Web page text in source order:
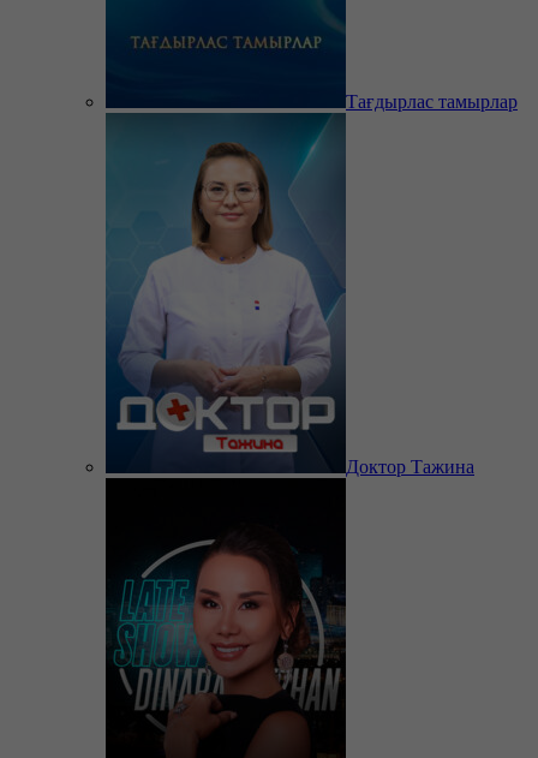
Тағдырлас тамырлар
Доктор Тажина